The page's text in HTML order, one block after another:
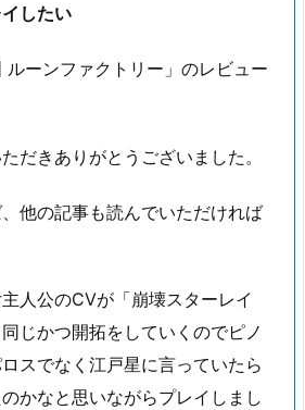
したい
ーンファクトリー」のレビュー
だきありがとうございました。
他の記事も読んでいただければ
人公のCVが「崩壊スターレイ
じかつ開拓をしていくのでピノ
スでなく江戸星に言っていたら
かなと思いながらプレイしまし